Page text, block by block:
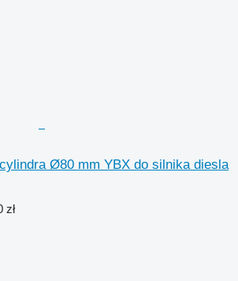
Ø80 mm YBX do silnika diesla
zł